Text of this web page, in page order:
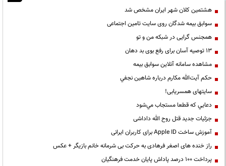
هشتمین کلان شهر ایران مشخص شد
سوابق بیمه شدگان روی سایت تامین اجتماعی
همجنس گرایی در شبکه من و تو
13 توصیه آسان برای رفع بوی بد دهان
مشاهده سامانه آنلاين سوابق بیمه
حكم آيت‌الله مكارم درباره شاهين نجفي
سایتهای همسریابی!
دعايي كه قطعا مستجاب مي‌شود
جزئیات جدید قتل روح الله داداشی
آموزش ساخت Apple ID برای کاربران ایرانی
راز خنده های اصغر فرهادی به حرکت بی شرمانه خانم بازیگر + عکس
پرداخت ۱۰۰ درصد پاداش پایان خدمت فرهنگیان